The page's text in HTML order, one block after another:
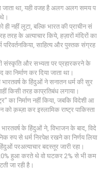
जाता था, यही वजह है अलग अलग समय प
नहीं लूटा, बल्कि भारत की प्राचीन सं
के अत्याचार किये, हज़ारों मंदिरों का
साहित्य और पुस्तक संग्रह
संस्कृति और सभ्यता पर प्रहारकरने के
निर्माण कर दिया जाता था।
भारतवर्ष के हिंदुओं ने सनातन धर्म की सुर
किसी तरह काप्रतिबंध लगाया।
का निर्माण नहीं किया, जबकि विदेशी आ
क़ब्ज़ा कर इस्लामिक राष्ट्र पाकिस्ता
के हिंदुओं ने, विभाजन के बाद, विदे
रुप से धर्म निरपेक्ष रखने का निर्णय लिया
परअत्याचार बदस्तूर जारी रहा।
हुआ करते थे वो घटकर 2% से भी कम
जा रही है।